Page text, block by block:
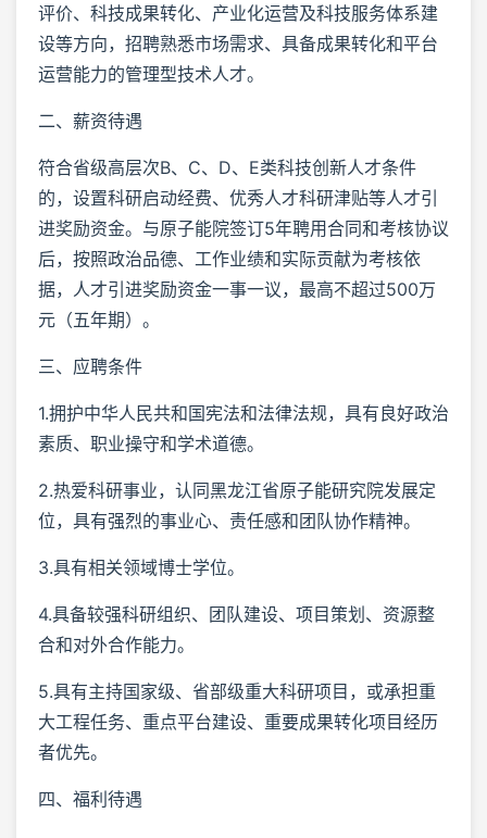
评价、科技成果转化、产业化运营及科技服务体系建
设等方向，招聘熟悉市场需求、具备成果转化和平台
运营能力的管理型技术人才。
二、薪资待遇
符合省级高层次B、C、D、E类科技创新人才条件
的，设置科研启动经费、优秀人才科研津贴等人才引
进奖励资金。与原子能院签订5年聘用合同和考核协议
后，按照政治品德、工作业绩和实际贡献为考核依
据，人才引进奖励资金一事一议，最高不超过500万
元（五年期）。
三、应聘条件
1.拥护中华人民共和国宪法和法律法规，具有良好政治
素质、职业操守和学术道德。
2.热爱科研事业，认同黑龙江省原子能研究院发展定
位，具有强烈的事业心、责任感和团队协作精神。
3.具有相关领域博士学位。
4.具备较强科研组织、团队建设、项目策划、资源整
合和对外合作能力。
5.具有主持国家级、省部级重大科研项目，或承担重
大工程任务、重点平台建设、重要成果转化项目经历
者优先。
四、福利待遇